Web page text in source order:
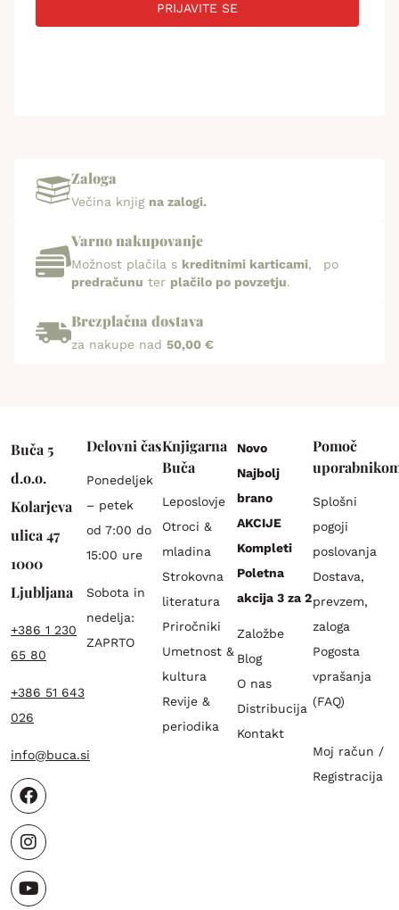
PRIJAVITE SE
Zaloga
Večina knjig na zalogi.
Varno nakupovanje
Možnost plačila s kreditnimi karticami, po
predračunu ter plačilo po povzetju.
Brezplačna dostava
za nakupe nad 50,00 €
Buča 5
d.o.o.
Kolarjeva
ulica 47
1000
Ljubljana
+386 1 230
65 80
+386 51 643
026
info@buca.si
Delovni čas
Ponedeljek
– petek
od 7:00 do
15:00 ure
Sobota in
nedelja:
ZAPRTO
Knjigarna
Buča
Leposlovje
Otroci &
mladina
Strokovna
literatura
Priročniki
Umetnost &
kultura
Revije &
periodika
Novo
Najbolj
brano
AKCIJE
Kompleti
Poletna
akcija 3 za 2
Založbe
Blog
O nas
Distribucija
Kontakt
Pomoč
Splošni
pogoji
poslovanja
Dostava,
prevzem,
zaloga
Pogosta
vprašanja
(FAQ)
Moj račun /
Registracija